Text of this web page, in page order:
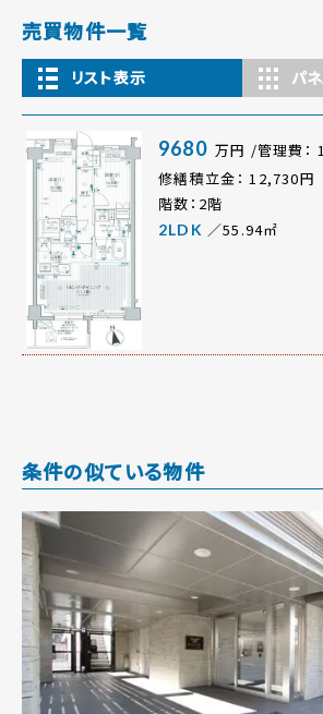
売買物件一覧
リスト表示 パ
9680 万円 /管理費：
修繕積立金： 12,730円
階数：2階
2LDK ／55.94㎡
条件の似ている物件